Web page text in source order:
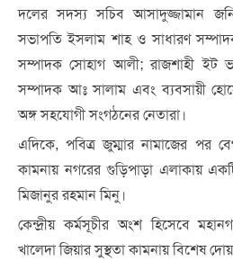
দলের সদস্য সচিব আসাদুজ্জামান
সভাপতি ইসলাম শাহ ও সাধারণ
সম্পাদক সোহাগ আলী; রাজশাহী ইট
সম্পাদক আঃ সালাম এবং ব্যবসায়ী
অঙ্গ সহযোগী সংগঠনের নেতারা।
এদিকে, পবিত্র জুম্মার নামাজের পর
কামনায় নগরের গুড়িপাড়া এলাকায়
মিজানুর রহমান মিনু।
কেন্দ্রীয় কর্মসূচীর অংশ হিসেবে
খালেদা জিয়ার সুস্থতা কামনায় বিশেষ